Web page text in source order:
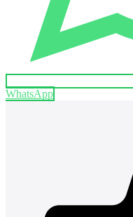
WhatsApp